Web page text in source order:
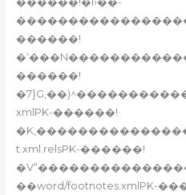
������!
������!
xmlPK-������!
t.xml.relsPK-������!
��word/footnotes.xmlPK-